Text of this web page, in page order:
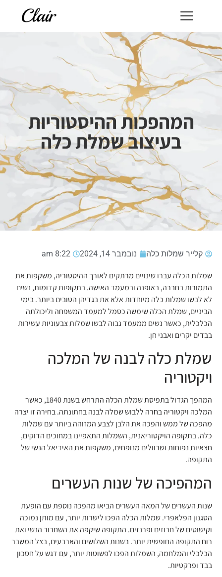
המהפכות ההיסטוריות
בעיצוב שמלת כלה
קלייר שמלות כלה נובמבר 14, 2024 8:22 am
שמלות הכלה עברו שינויים מרתקים לאורך ההיסטוריה, משקפות את
התמורות בחברה, באופנה ובמעמד האישה. בתקופות קדומות, נשים
לא לבשו שמלות כלה מיוחדות אלא את בגדיהן הטובים ביותר. בימי
הביניים, שמלת הכלה שימשה כסמל למעמד המשפחה וליכולתה
הכלכלית, כאשר נשים ממעמד גבוה לבשו שמלות צבעוניות עשירות
בבדים יקרים ואבני חן.
שמלת כלה לבנה של המלכה
ויקטוריה
המהפך הגדול בתפיסת שמלת הכלה התרחש בשנת 1840, כאשר
המלכה ויקטוריה בחרה ללבוש שמלה לבנה בחתונתה. בחירה זו יצרה
מהפכה של ממש והפכה את הלבן לצבע המזוהה ביותר עם שמלות
כלה. בתקופה הויקטוריאנית, השמלות התאפיינו במחוכים הדוקים,
חצאיות נפוחות ושרוולים מנופחים, משקפות את האידיאל הנשי של
התקופה.
המהפיכה של שנות העשרים
שנות העשרים של המאה העשרים הביאו מהפכה נוספת עם הופעת
הסגנון הפלאפרי. שמלות הכלה הפכו לישרות יותר, עם מותן נמוכה
וקישוטים של חרוזים ופרנזים. התקופה שיקפה את השחרור הנשי ואת
רוח התקופה החופשית יותר. בשנות השלושים והארבעים, בצל המשבר
הכלכלי והמלחמה, השמלות הפכו לפשוטות יותר, עם דגש על חסכון
בבד ופרקטיות.